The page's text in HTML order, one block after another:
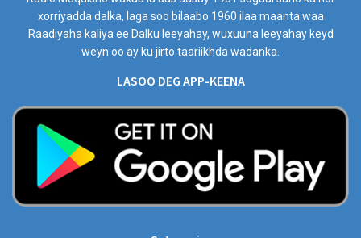
xorriyadda dalka, laga soo bilaabo 1960 ilaa maanta waa
Raadiyaha kaliya ee Dalku leeyahay, wuxuuna leeyahay keyd
weyn oo ay ku jirto taariikhda wadanka.
LASOO DEG APP-KEENA